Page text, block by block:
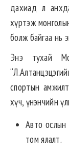
дахиад л
хүртэж
болж байгаа нь
Энэ тухай
спортын
хүч, үнэнчийн
Авто
том ялалт.